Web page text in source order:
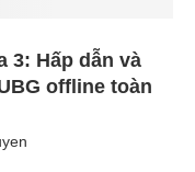
3: Hấp dẫn và
offline toàn